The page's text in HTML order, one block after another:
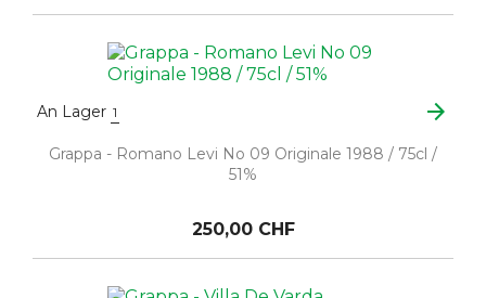
An Lager 1 arrow_forward
Grappa - Romano Levi No 09 Originale 1988 / 75cl /
51%
250,00 CHF